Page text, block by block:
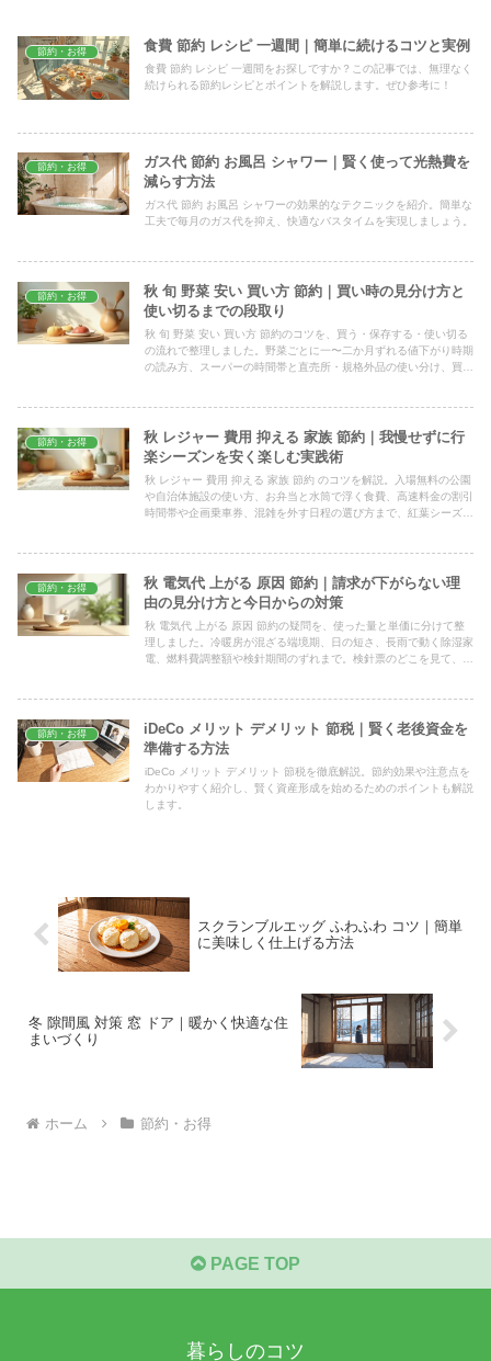
節約・お得 食費 節約 レシピ 一週間｜簡単に続けるコツと実例
食費 節約 レシピ 一週間をお探しですか？この記事では、無理なく
続けられる節約レシピとポイントを解説します。ぜひ参考に！
節約・お得
ガス代 節約 お風呂 シャワー｜賢く使って光熱費を
減らす方法
ガス代 節約 お風呂 シャワーの効果的なテクニックを紹介。簡単な
工夫で毎月のガス代を抑え、快適なバスタイムを実現しましょう。
節約・お得
秋 旬 野菜 安い 買い方 節約｜買い時の見分け方と
使い切るまでの段取り
秋 旬 野菜 安い 買い方 節約のコツを、買う・保存する・使い切る
の流れで整理しました。野菜ごとに一〜二か月ずれる値下がり時期
の読み方、スーパーの時間帯と直売所・規格外品の使い分け、買っ
節約・お得
秋 レジャー 費用 抑える 家族 節約｜我慢せずに行
楽シーズンを安く楽しむ実践術
秋 レジャー 費用 抑える 家族 節約 のコツを解説。入場無料の公園
や自治体施設の使い方、お弁当と水筒で浮く食費、高速料金の割引
時間帯や企画乗車券、混雑を外す日程の選び方まで、紅葉シーズン
節約・お得
秋 電気代 上がる 原因 節約｜請求が下がらない理
由の見分け方と今日からの対策
秋 電気代 上がる 原因 節約の疑問を、使った量と単価に分けて整
理しました。冷暖房が混ざる端境期、日の短さ、長雨で動く除湿家
電、燃料費調整額や検針期間のずれまで。検針票のどこを見て、何
節約・お得
iDeCo メリット デメリット 節税｜賢く老後資金を
準備する方法
iDeCo メリット デメリット 節税を徹底解説。節約効果や注意点を
わかりやすく紹介し、賢く資産形成を始めるためのポイントも解説
します。
スクランブルエッグ ふわふわ コツ｜簡単
に美味しく仕上げる方法
冬 隙間風 対策 窓 ドア｜暖かく快適な住
まいづくり
ホーム 節約・お得
PAGE TOP
暮らしのコツ